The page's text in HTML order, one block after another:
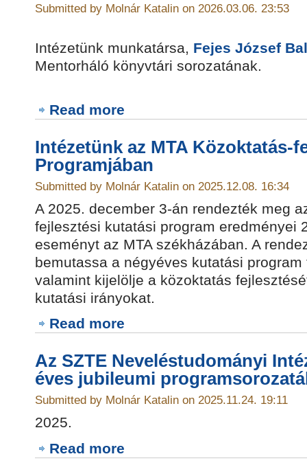
Submitted by Molnár Katalin on 2026.03.06. 23:53
Intézetünk munkatársa, Fejes József
Mentorháló könyvtári sorozatának.
Read more
Intézetünk az MTA Közoktatás-
Programjában
Submitted by Molnár Katalin on 2025.12.08. 16:34
A 2025. december 3-án rendezték meg
fejlesztési kutatási program eredményei
eseményt az MTA székházában. A
bemutassa a négyéves kutatási
valamint kijelölje a közoktatás
kutatási irányokat.
Read more
Az SZTE Neveléstudományi
éves jubileumi
Submitted by Molnár Katalin on 2025.11.24. 19:11
2025.
Read more